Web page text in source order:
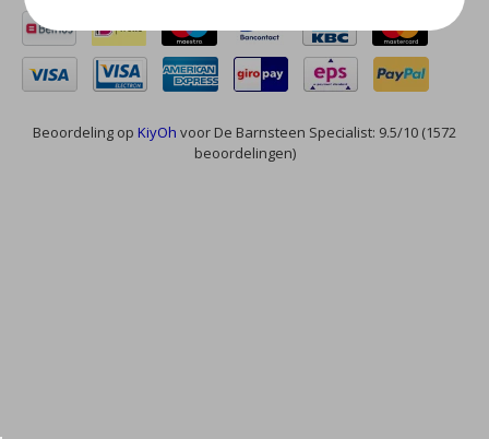
Beoordeling op KiyOh voor De Barnsteen Specialist: 9.5/10 (1572
beoordelingen)